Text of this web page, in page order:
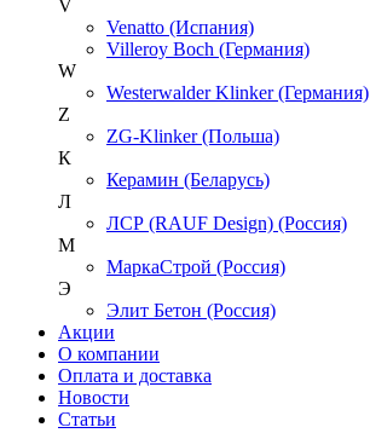
V
Venatto (Испания)
Villeroy Boch (Германия)
W
Westerwalder Klinker (Германия)
Z
ZG-Klinker (Польша)
К
Керамин (Беларусь)
Л
ЛСР (RAUF Design) (Россия)
М
МаркаСтрой (Россия)
Э
Элит Бетон (Россия)
Акции
О компании
Оплата и доставка
Новости
Статьи